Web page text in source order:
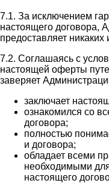
7.1. За исключением
настоящего договора,
предоставляет никаких
7.2. Соглашаясь с
настоящей оферты
заверяет
заключает
ознакомился со
договора;
полностью
и договора;
обладает всеми
необходимыми
настоящего